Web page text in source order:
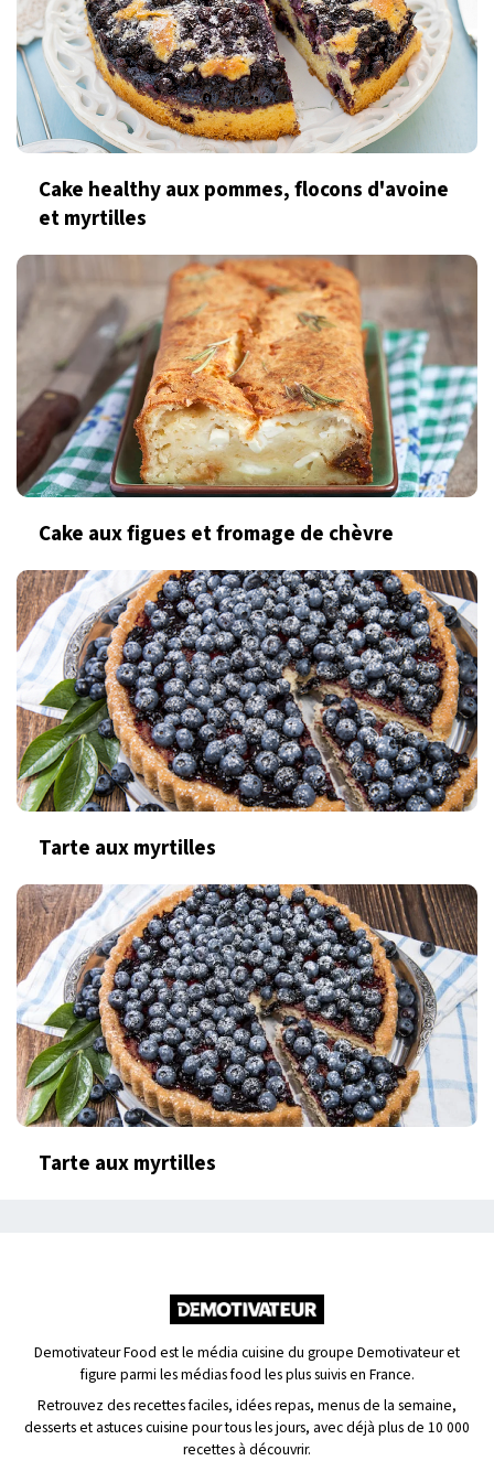
Cake healthy aux pommes, flocons d'avoine
et myrtilles
Cake aux figues et fromage de chèvre
Tarte aux myrtilles
Tarte aux myrtilles
Demotivateur Food est le média cuisine du groupe Demotivateur et
figure parmi les médias food les plus suivis en France.
Retrouvez des recettes faciles, idées repas, menus de la semaine,
desserts et astuces cuisine pour tous les jours, avec déjà plus de 10 000
recettes à découvrir.